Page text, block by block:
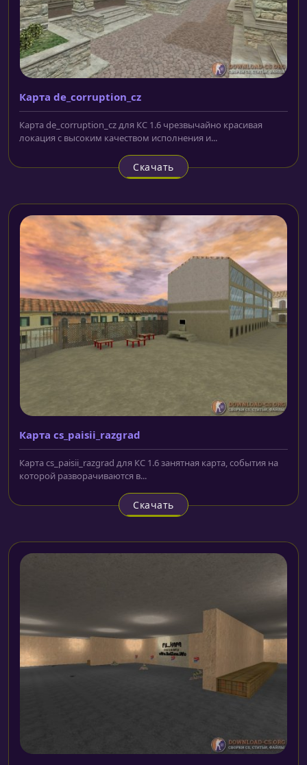
Карта de_corruption_cz
Карта de_corruption_cz для КС 1.6 чрезвычайно красивая
локация с высоким качеством исполнения и...
Скачать
Карта cs_paisii_razgrad
Карта cs_paisii_razgrad для КС 1.6 занятная карта, события на
которой разворачиваются в...
Скачать